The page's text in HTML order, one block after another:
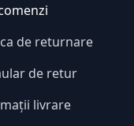
de returnare
de retur
livrare